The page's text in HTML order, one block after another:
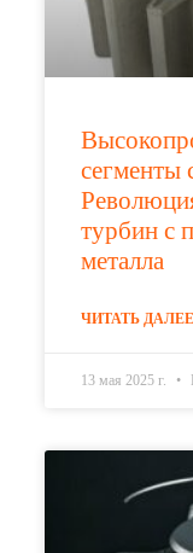
сегменты
турбин с
металла
ЧИТАТЬ
13 мая 2025 г.